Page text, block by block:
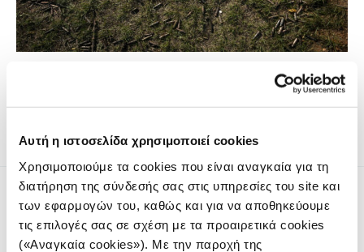
Αυτή η ιστοσελίδα χρησιμοποιεί cookies
Χρησιμοποιούμε τα cookies που είναι αναγκαία για τη
διατήρηση της σύνδεσής σας στις υπηρεσίες του site και
των εφαρμογών του, καθώς και για να αποθηκεύουμε
τις επιλογές σας σε σχέση με τα προαιρετικά cookies
(«Αναγκαία cookies»). Με την παροχή της
Με την προσοχή του κόσμου στραμμένη στον πόλεμο στη
Γάζα, Ουκρανοί στρατιώτες φοβούνται ότι η Ρωσία θα